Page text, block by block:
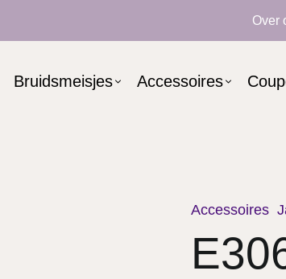
Over
Bruidsmeisjes Accessoires
Accessoires